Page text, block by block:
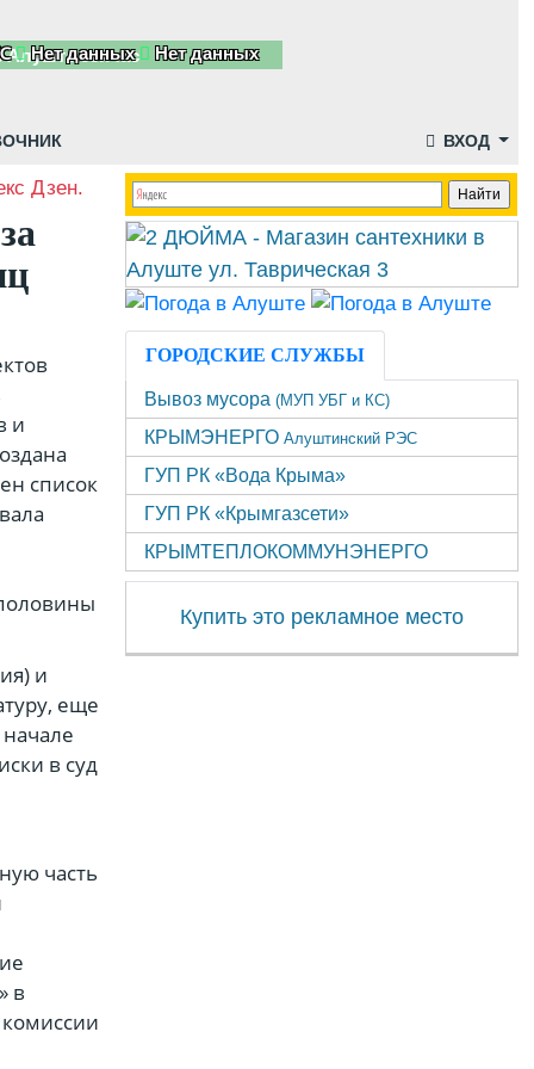
Нет данных Нет данных
ВХОД
Дзен.
и
список
и
еще
в суд
часть
в
ГОРОДСКИЕ СЛУЖБЫ
Вывоз мусора(МУП УБГ и КС)
КРЫМЭНЕРГОАлуштинский РЭС
ГУП РК «Вода Крыма»
ГУП РК «Крымгазсети»
КРЫМТЕПЛОКОММУНЭНЕРГО
Купить это рекламное место